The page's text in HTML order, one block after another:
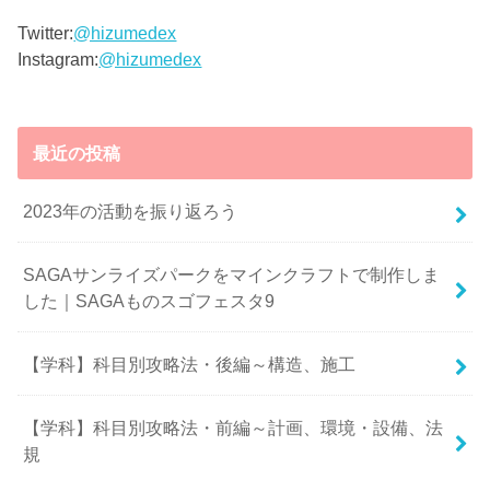
Twitter:@hizumedex
Instagram:@hizumedex
最近の投稿
2023年の活動を振り返ろう
SAGAサンライズパークをマインクラフトで制作しま
した｜SAGAものスゴフェスタ9
【学科】科目別攻略法・後編～構造、施工
【学科】科目別攻略法・前編～計画、環境・設備、法
規